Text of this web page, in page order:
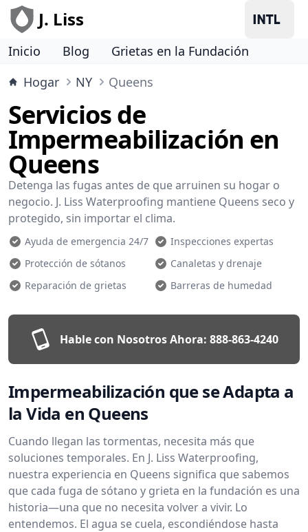
J. Liss
Inicio Blog
Grietas en la Fundación
Hogar
NY Queens
Servicios de
Impermeabilización en
Queens
Detenga las fugas antes de que arruinen su hogar o
negocio. J. Liss Waterproofing mantiene Queens seco y
protegido, sin importar el clima.
Ayuda de emergencia 24/7
Inspecciones expertas
Protección de sótanos
Canaletas y drenaje
Reparación de grietas
Barreras de humedad
Hable con Nosotros Ahora: 888-863-4240
Impermeabilización que se Adapta a
la Vida en Queens
Cuando llegan las tormentas, necesita más que
soluciones temporales. En J. Liss Waterproofing,
nuestra experiencia en Queens significa que sabemos
que cada fuga de sótano y grieta en la fundación es una
historia—una que no necesita volver a vivir. Lo
entendemos. El agua se cuela, escondiéndose hasta